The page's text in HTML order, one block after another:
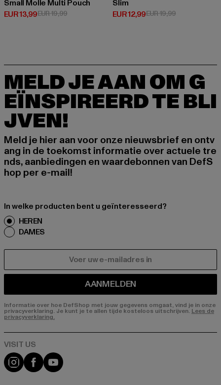
Small Molle Multi Pouch
EUR 13,99
Huidige prijs: EUR 13,99
EUR 19,99Actieprijs: EUR 19,99
Slim
EUR 12,99
Huidige prijs: EUR 12,99
EUR 19,99Actieprijs: EUR
MELD JE AAN OM G
EÏNSPIREERD TE BLI
JVEN!
Meld je hier aan voor onze nieuwsbrief en ontv
ang in de toekomst informatie over actuele tre
nds, aanbiedingen en waardebonnen van DefS
hop per e-mail!
In welke producten bent u geïnteresseerd?
HEREN
DAMES
AANMELDEN
Informatie over hoe DefShop met jouw gegevens omgaat, vind je in onze
privacyverklaring. Je kunt je te allen tijde kosteloos uitschrijven. Lees de
privacyverklaring.
Visit our Instagram page:
Visit our Facebook page:
Visit our YouTube channel: